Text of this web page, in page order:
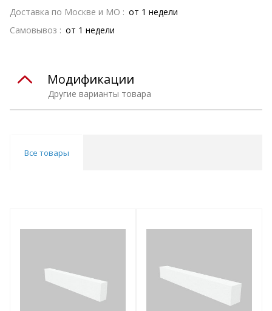
Доставка по Москве и МО : от 1 недели
Самовывоз : от 1 недели
Другие варианты товара
Модификации
Все товары